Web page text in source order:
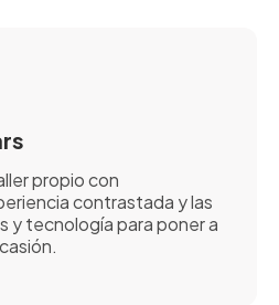
propio con
contrastada y las
y tecnología para poner a